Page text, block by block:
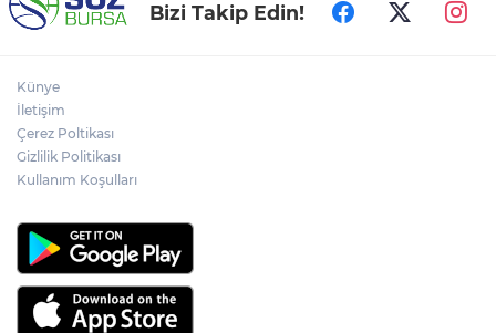
Bizi Takip Edin!
Künye
İletişim
Çerez Poltikası
Gizlilik Politikası
Kullanım Koşulları